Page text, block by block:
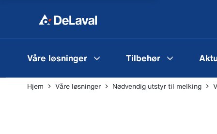
Våre løsninger Tilbehør
Hjem Våre løsninger Nødvendig utstyr til melking